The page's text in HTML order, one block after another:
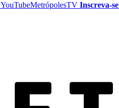
YouTubeMetrópolesTV Inscreva-se